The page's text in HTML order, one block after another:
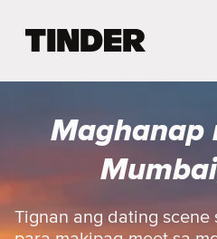
r
o
e
Maghanap
Tignan ang dating scene